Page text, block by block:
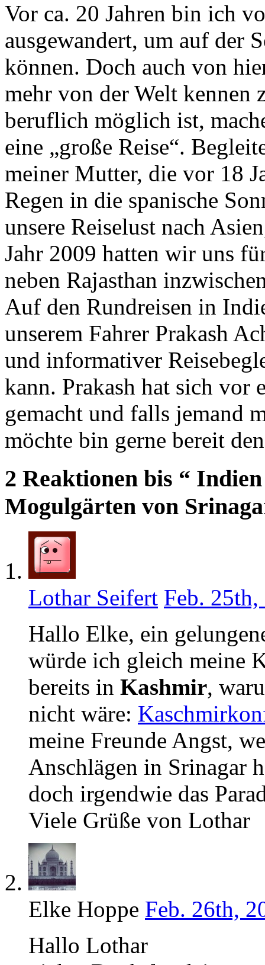
Vor ca. 20 Jahren bin ich
ausgewandert, um auf der
können. Doch auch von
mehr von der Welt kennen
beruflich möglich ist,
eine „große Reise“.
meiner Mutter, die vor 18
Regen in die spanische
unsere Reiselust nach
Jahr 2009 hatten wir uns
neben Rajasthan
Auf den Rundreisen in
unserem Fahrer Prakash
und informativer
kann. Prakash hat sich vor
gemacht und falls jemand
möchte bin gerne bereit
2 Reaktionen bis “
Mogulgärten von
Lothar Seifert Feb.
Hallo Elke, ein
würde ich gleich meine
bereits in Kashmir,
nicht wäre:
meine Freunde Angst,
Anschlägen in Srinagar
doch irgendwie das
Viele Grüße von Lothar
Elke Hoppe Feb. 26th,
Hallo Lothar